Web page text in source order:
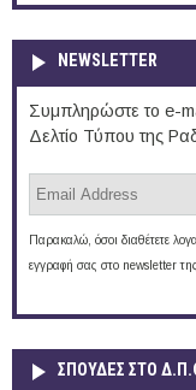
NEWSLETTER
Συμπληρώστε το e-
Δελτίο Τύπου της
Παρακαλώ, όσοι διαθέτετε
εγγραφή σας στο newsletter
ΣΠΟΥΔΈΣ ΣΤΟ